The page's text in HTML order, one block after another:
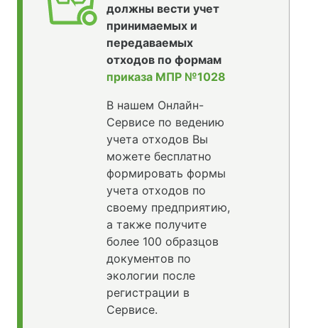
должны вести учет
принимаемых и
передаваемых
отходов по формам
приказа МПР №1028
В нашем Онлайн-
Сервисе по ведению
учета отходов Вы
можете бесплатно
формировать формы
учета отходов по
своему предприятию,
а также получите
более 100 образцов
документов по
экологии после
регистрации в
Сервисе.